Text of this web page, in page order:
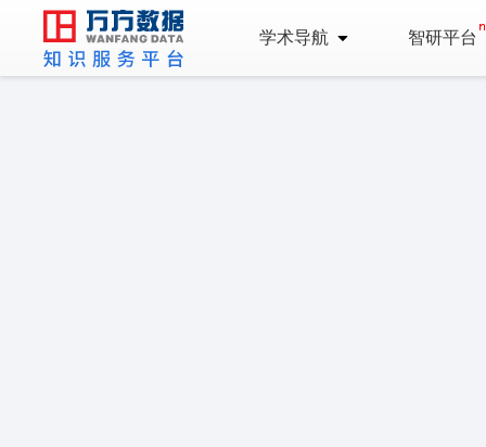
学术导航 智研平台